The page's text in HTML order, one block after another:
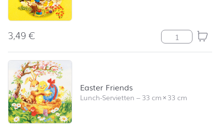
3,49€
Easter Friends
Lunch-Servietten –33 cm×33 cm